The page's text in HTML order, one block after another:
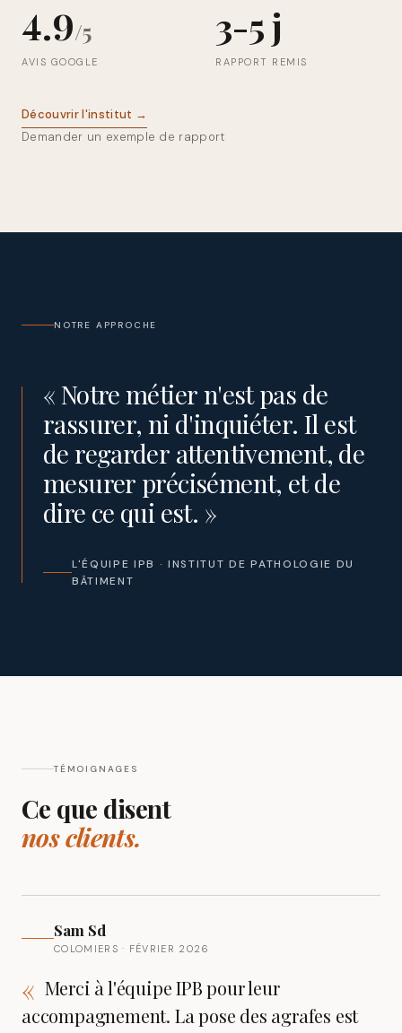
4.9/5
AVIS GOOGLE
3-5 j
RAPPORT REMIS
Découvrir l'institut →
Demander un exemple de rapport
NOTRE APPROCHE
«Notremétiern'estpas de
rassurer, ni d'inquiéter. Il est
de regarder attentivement, de
mesurer précisément, etde
dire ce qui est. »
L'ÉQUIPE IPB · INSTITUT DE PATHOLOGIE DU
BÂTIMENT
TÉMOIGNAGES
Ce que disent
nos clients.
Sam Sd
COLOMIERS · FÉVRIER 2026
« Merci à l'équipe IPB pour leur
accompagnement. La pose des agrafes est